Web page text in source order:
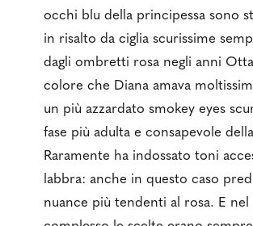
occhi blu della principessa sono
in risalto da ciglia scurissime
dagli ombretti rosa negli anni
colore che Diana amava
un più azzardato smokey eyes
fase più adulta e consapevole
Raramente ha indossato toni
labbra: anche in questo caso
nuance più tendenti al rosa. E nel